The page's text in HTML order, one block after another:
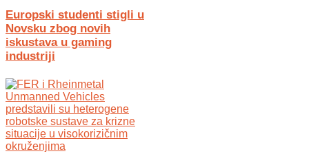
Europski studenti stigli u
Novsku zbog novih
iskustava u gaming
industriji